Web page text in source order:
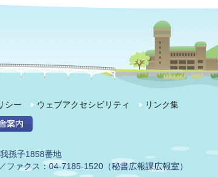
シー ウェブアクセシビリティ リンク集
孫子1858番地
ファクス：04-7185-1520（秘書広報課広報室）